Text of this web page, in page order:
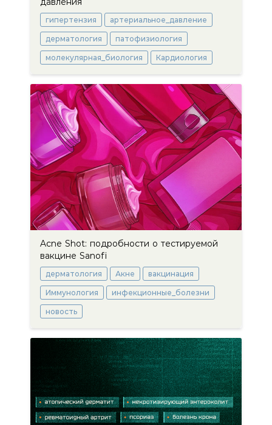
гипертензия артериальное_давление
дерматология патофизиология
молекулярная_биология Кардиология
Acne Shot: подробности о тестируемой
вакцине Sanofi
дерматология Акне вакцинация
Иммунология инфекционные_болезни
новость